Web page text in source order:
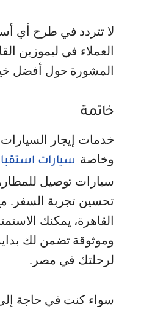
لا تتردد في طرح أي
العملاء في ليموزين
المشورة حول أفضل
خاتمة
خدمات إيجار
وخاصة سيارات
سيارات توصيل
تحسين تجربة السفر.
القاهرة، يمكنك
وموثوقة تضمن لك
لرحلتك في مصر.
سواء كنت في حاجة